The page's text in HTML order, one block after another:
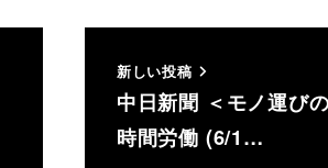
新しい投稿
中日新聞 ＜モノ運び
時間労働 (6/1…